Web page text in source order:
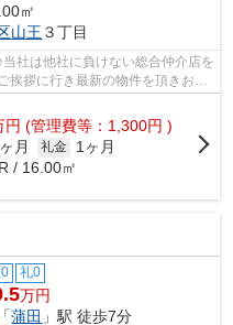
㎡
山王 ３丁目
社は他社に負けない総合仲介店を
拶に行き最新の物件を頂きお客
円 (管理費等：1,300円 )
月 礼金
1ヶ月
/ 16.00㎡
礼0
万円
「蒲田 」駅 徒歩7分